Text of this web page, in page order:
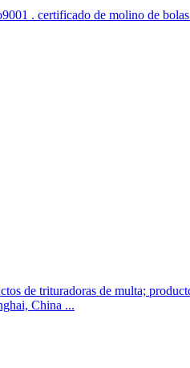
. certificado de molino de
de trituradoras de multa;
China ...